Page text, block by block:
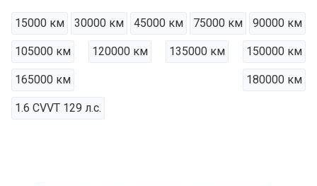
15000 км 30000 км 45000 км 75000 км 90000 км
105000 км 120000 км 135000 км 150000 км
165000 км 180000 км
1.6 CVVT 129 л.с.